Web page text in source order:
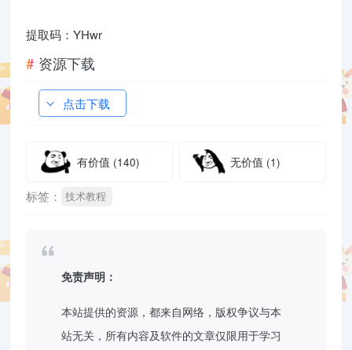
提取码：YHwr
资源下载
点击下载
有价值 (140) 无价值 (1)
标签： 技术教程
免责声明：
本站提供的资源，都来自网络，版权争议与本
站无关，所有内容及软件的文章仅限用于学习